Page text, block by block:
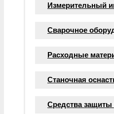
Измерительный
Сварочное
Расходные
Станочная
Средства